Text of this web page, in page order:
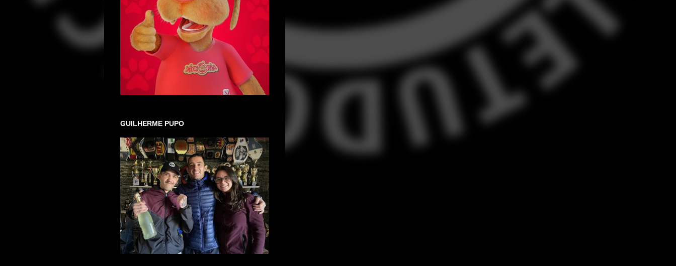
GUILHERME PUPO